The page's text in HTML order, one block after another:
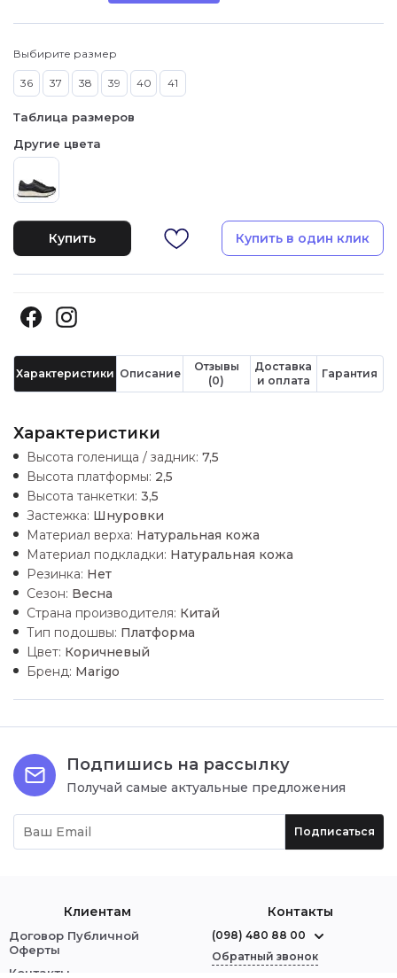
Выбирите размер
36 37 38 39 40 41
Таблица размеров
Другие цвета
Купить Купить в один клик
Характеристики Описание
Отзывы
(0)
Доставка
и оплата
Гарантия
Характеристики
Высота голенища / задник: 7,5
Высота платформы: 2,5
Высота танкетки: 3,5
Застежка: Шнуровки
Материал верха: Натуральная кожа
Материал подкладки: Натуральная кожа
Резинка: Нет
Сезон: Весна
Страна производителя: Китай
Тип подошвы: Платформа
Цвет: Коричневый
Бренд: Marigo
Подпишись на рассылку
Получай самые актуальные предложения
Подписаться
Клиентам
Договор Публичной
Оферты
Контакты
Контакты
(098) 480 88 00
Обратный звонок